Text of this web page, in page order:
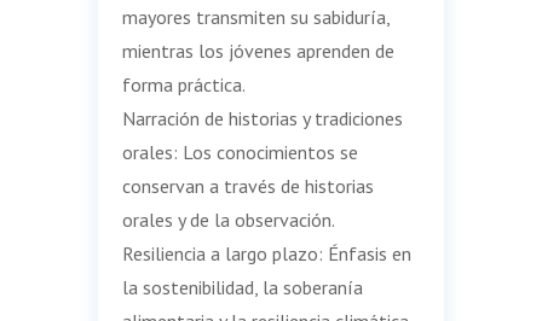
mayores transmiten su sabiduría,
mientras los jóvenes aprenden de
forma práctica.
Narración de historias y tradiciones
orales: Los conocimientos se
conservan a través de historias
orales y de la observación.
Resiliencia a largo plazo: Énfasis en
la sostenibilidad, la soberanía